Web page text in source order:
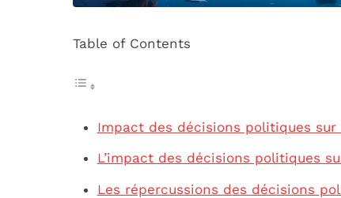
Table of Contents
Impact des décisions politiques
L’impact des décisions politiques
Les répercussions des décisions